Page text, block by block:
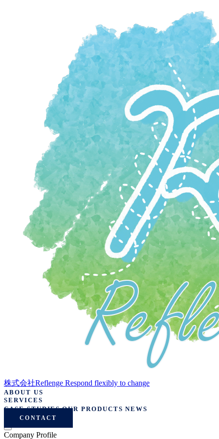
株式会社Reflenge Respond flexibly to change
ABOUT US
SERVICES
CASE STUDIES OUR PRODUCTS NEWS
CONTACT
Company Profile